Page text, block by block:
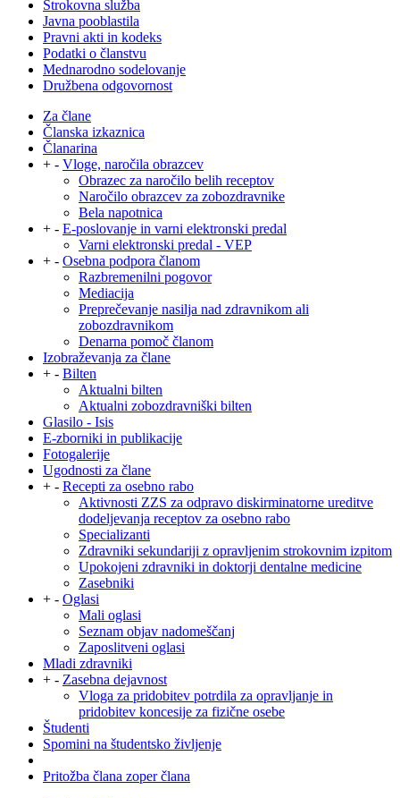
Strokovna služba
Javna pooblastila
Pravni akti in kodeks
Podatki o članstvu
Mednarodno sodelovanje
Družbena odgovornost
Za člane
Članska izkaznica
Članarina
+ - Vloge, naročila obrazcev
Obrazec za naročilo belih receptov
Naročilo obrazcev za zobozdravnike
Bela napotnica
+ - E-poslovanje in varni elektronski predal
Varni elektronski predal - VEP
+ - Osebna podpora članom
Razbremenilni pogovor
Mediacija
Preprečevanje nasilja nad zdravnikom ali
zobozdravnikom
Denarna pomoč članom
Izobraževanja za člane
+ - Bilten
Aktualni bilten
Aktualni zobozdravniški bilten
Glasilo - Isis
E-zborniki in publikacije
Fotogalerije
Ugodnosti za člane
+ - Recepti za osebno rabo
Aktivnosti ZZS za odpravo diskirminatorne ureditve
dodeljevanja receptov za osebno rabo
Specializanti
Zdravniki sekundariji z opravljenim strokovnim izpitom
Upokojeni zdravniki in doktorji dentalne medicine
Zasebniki
+ - Oglasi
Mali oglasi
Seznam objav nadomeščanj
Zaposlitveni oglasi
Mladi zdravniki
+ - Zasebna dejavnost
Vloga za pridobitev potrdila za opravljanje in
pridobitev koncesije za fizične osebe
Študenti
Spomini na študentsko življenje
Pritožba člana zoper člana